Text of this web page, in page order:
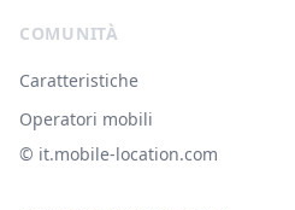
COMUNITÀ
Caratteristiche
Operatori mobili
© ‌it.mobile-location.com